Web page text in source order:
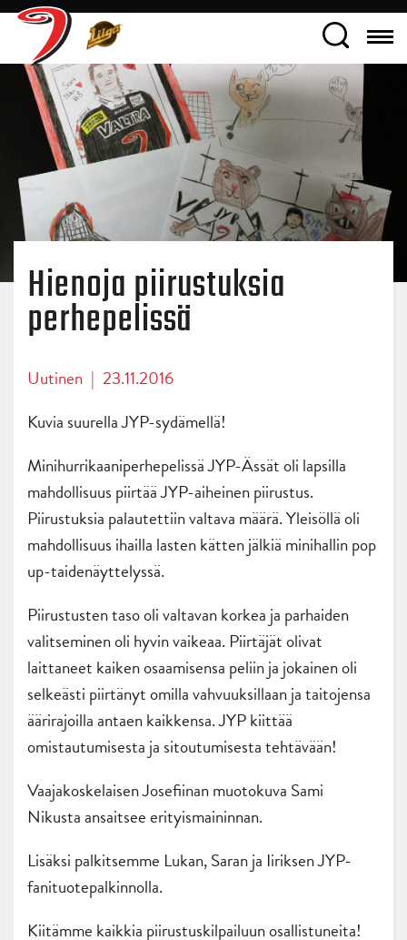
Hienoja piirustuksia
perhepelissä
Uutinen | 23.11.2016
Kuvia suurella JYP-sydämellä!
Minihurrikaaniperhepelissä JYP-Ässät oli lapsilla
mahdollisuus piirtää JYP-aiheinen piirustus.
Piirustuksia palautettiin valtava määrä. Yleisöllä oli
mahdollisuus ihailla lasten kätten jälkiä minihallin pop
up-taidenäyttelyssä.
Piirustusten taso oli valtavan korkea ja parhaiden
valitseminen oli hyvin vaikeaa. Piirtäjät olivat
laittaneet kaiken osaamisensa peliin ja jokainen oli
selkeästi piirtänyt omilla vahvuuksillaan ja taitojensa
äärirajoilla antaen kaikkensa. JYP kiittää
omistautumisesta ja sitoutumisesta tehtävään!
Vaajakoskelaisen Josefiinan muotokuva Sami
Nikusta ansaitsee erityismaininnan.
Lisäksi palkitsemme Lukan, Saran ja Iiriksen JYP-
fanituotepalkinnolla.
Kiitämme kaikkia piirustuskilpailuun osallistuneita!